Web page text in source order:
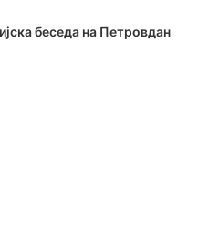
беседа на Петровдан